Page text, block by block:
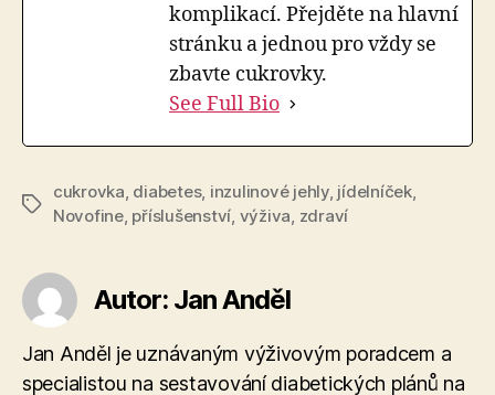
komplikací. Přejděte na hlavní
stránku a jednou pro vždy se
zbavte cukrovky.
See Full Bio
Štítky
cukrovka, diabetes, inzulinové jehly, jídelníček,
Novofine, příslušenství, výživa, zdraví
Autor: Jan Anděl
Jan Anděl je uznávaným výživovým poradcem a
specialistou na sestavování diabetických plánů na